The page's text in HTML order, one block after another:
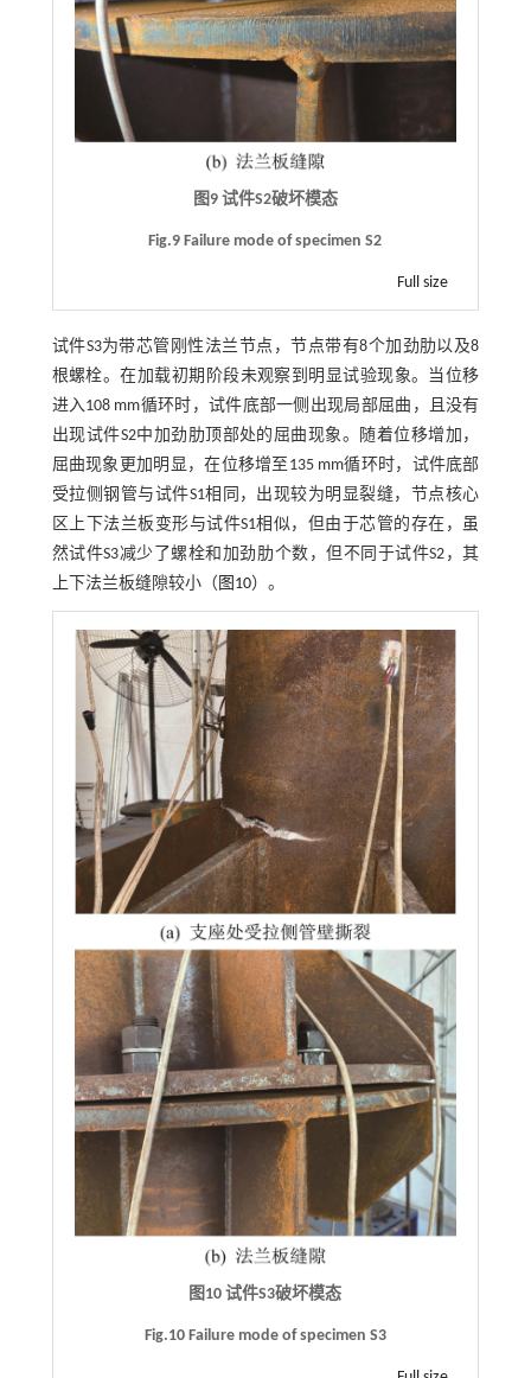
图9 试件S2破坏模态
Fig.9 Failure mode of specimen S2
Full size
试件S3为带芯管刚性法兰节点，节点带有8个加劲肋以及8
根螺栓。在加载初期阶段未观察到明显试验现象。当位移
进入108 mm循环时，试件底部一侧出现局部屈曲，且没有
出现试件S2中加劲肋顶部处的屈曲现象。随着位移增加，
屈曲现象更加明显，在位移增至135 mm循环时，试件底部
受拉侧钢管与试件S1相同，出现较为明显裂缝，节点核心
区上下法兰板变形与试件S1相似，但由于芯管的存在，虽
然试件S3减少了螺栓和加劲肋个数，但不同于试件S2，其
上下法兰板缝隙较小（ 图10）。
图10 试件S3破坏模态
Fig.10 Failure mode of specimen S3